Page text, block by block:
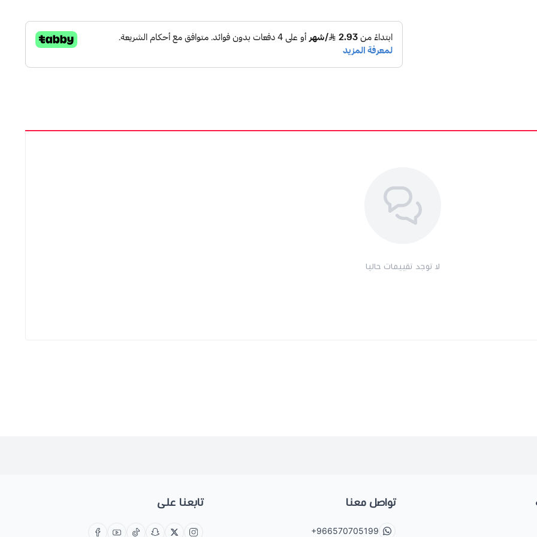
لا توجد تقييمات حاليا
تواصل معنا
+966570705199
تابعنا على